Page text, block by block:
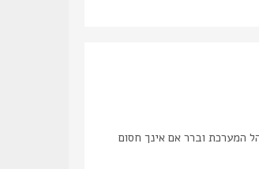
המערכת וברר אם אינך חסום